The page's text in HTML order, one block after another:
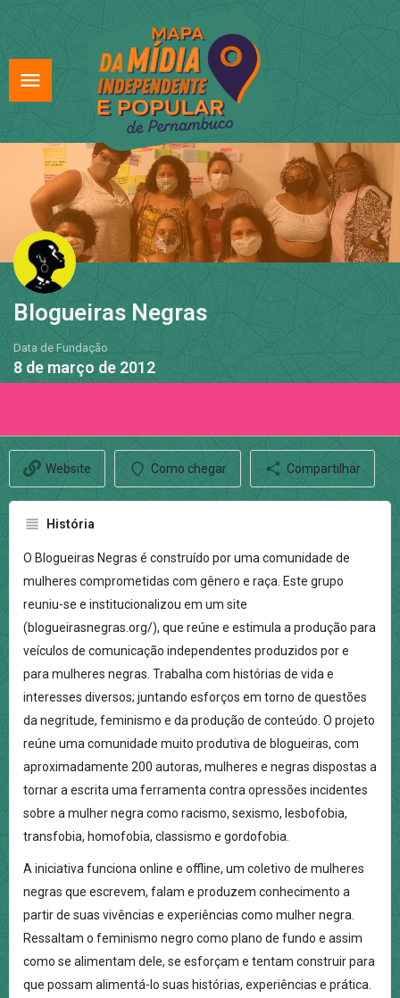
Blogueiras Negras
Data de Fundação
8 de março de 2012
Website Como chegar Compartilhar
História
O Blogueiras Negras é construído por uma comunidade de
mulheres comprometidas com gênero e raça. Este grupo
reuniu-se e institucionalizou em um site
(blogueirasnegras.org/), que reúne e estimula a produção para
veículos de comunicação independentes produzidos por e
para mulheres negras. Trabalha com histórias de vida e
interesses diversos; juntando esforços em torno de questões
da negritude, feminismo e da produção de conteúdo. O projeto
reúne uma comunidade muito produtiva de blogueiras, com
aproximadamente 200 autoras, mulheres e negras dispostas a
tornar a escrita uma ferramenta contra opressões incidentes
sobre a mulher negra como racismo, sexismo, lesbofobia,
transfobia, homofobia, classismo e gordofobia.
A iniciativa funciona online e offline, um coletivo de mulheres
negras que escrevem, falam e produzem conhecimento a
partir de suas vivências e experiências como mulher negra.
Ressaltam o feminismo negro como plano de fundo e assim
como se alimentam dele, se esforçam e tentam construir para
que possam alimentá-lo suas histórias, experiências e prática.